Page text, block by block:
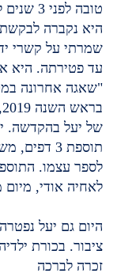
היא נקברה
שמרתי על קשרי
עד פטירתה. היא
"שאגה אחרונה
של יעל בהקדשה.
לספר עצמו.
לאחיה אודי, מיום
היום גם יעל
ציבור. בכורת
זכרה לברכה